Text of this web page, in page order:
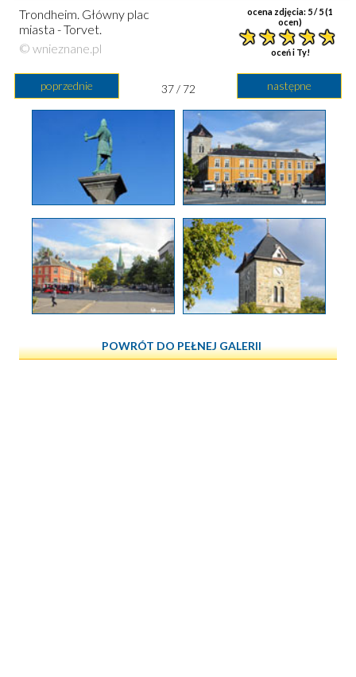
ocena zdjęcia: 5/ 5 (1
ocen)
oceń i Ty!
Trondheim. Główny plac
miasta - Torvet.
© wnieznane.pl
poprzednie następne
37 / 72
POWRÓT DO PEŁNEJ GALERII